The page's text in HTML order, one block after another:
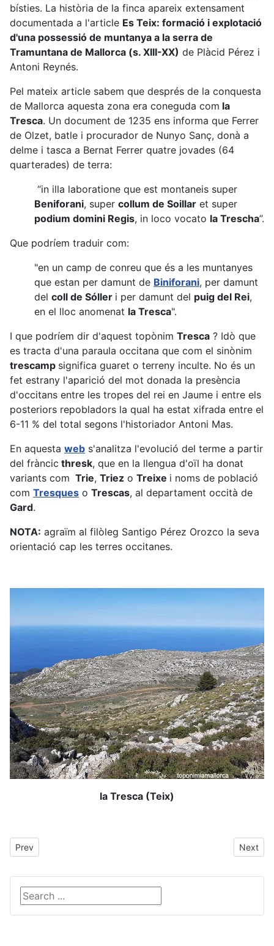
bísties. La història de la finca apareix extensament
documentada a l'article Es Teix: formació i explotació
d'una possessió de muntanya a la serra de
Tramuntana de Mallorca (s. XIII-XX) de Plàcid Pérez i
Antoni Reynés.
Pel mateix article sabem que després de la conquesta
de Mallorca aquesta zona era coneguda com la
Tresca. Un document de 1235 ens informa que Ferrer
de Olzet, batle i procurador de Nunyo Sanç, donà a
delme i tasca a Bernat Ferrer quatre jovades (64
quarterades) de terra:
“in illa laboratione que est montaneis super
Beniforani, super collum de Soillar et super
podium domini Regis, in loco vocato la Trescha”.
Que podríem traduir com:
"en un camp de conreu que és a les muntanyes
que estan per damunt de Biniforani, per damunt
del coll de Sóller i per damunt del puig del Rei,
en el lloc anomenat la Tresca".
I que podríem dir d'aquest topònim Tresca ? Idò que
es tracta d'una paraula occitana que com el sinònim
trescamp significa guaret o terreny inculte. No és un
fet estrany l'aparició del mot donada la presència
d'occitans entre les tropes del rei en Jaume i entre els
posteriors repobladors la qual ha estat xifrada entre el
6-11 % del total segons l'historiador Antoni Mas.
En aquesta web s'analitza l'evolució del terme a partir
del fràncic thresk, que en la llengua d'oïl ha donat
variants com Trie, Triez o Treixe i noms de població
com Tresques o Trescas, al departament occità de
Gard.
NOTA: agraïm al filòleg Santigo Pérez Orozco la seva
orientació cap les terres occitanes.
la Tresca (Teix)
Previous article: El Toro
Prev Next
Next
Search ...